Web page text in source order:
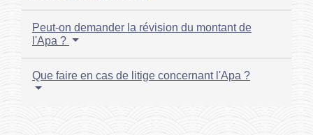
Peut-on demander la révision du montant de
l'Apa ?
Que faire en cas de litige concernant l'Apa ?